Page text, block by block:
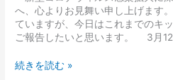
へ、心よりお見舞い申し上げま
ていますが、今日はこれまでのキ
ご報告したいと思います。 3月
ィ
ル
ス
の
続きを読む »